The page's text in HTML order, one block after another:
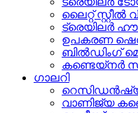
ലൈറ്റ് സ്റ്റീൽ
ട്രെയിലർ
ഉപകരണ
ബിൽഡിംഗ്
കണ്ടെയ്നർ
ഗാലറി
വാണിജ്യ